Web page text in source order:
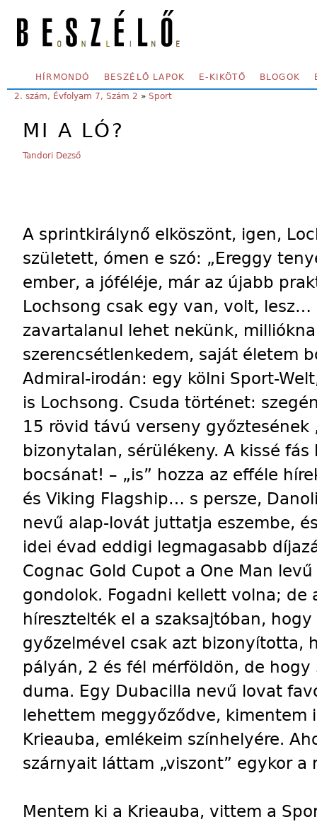
SECONDARY MENU
HÍRMONDÓ BESZÉLŐ LAPOK E-KIKÖTŐ BLOGOK
YOU ARE HERE:
2. szám, Évfolyam 7, Szám 2 » Sport
MI A LÓ?
Tandori Dezső
A sprintkirálynő elköszönt, igen,
született, ómen e szó: „Ereggy
ember, a jóféléje, már az újabb
Lochsong csak egy van, volt,
zavartalanul lehet nekünk,
szerencsétlenkedem, saját életem
Admiral-irodán: egy kölni Sport-
is Lochsong. Csuda történet:
15 rövid távú verseny győztesének
bizonytalan, sérülékeny. A kissé
bocsánat! – „is” hozza az efféle
és Viking Flagship… s persze,
nevű alap-lovát juttatja eszembe,
idei évad eddigi legmagasabb
Cognac Gold Cupot a One Man
gondolok. Fogadni kellett volna; de
híresztelték el a szaksajtóban,
győzelmével csak azt bizonyította,
pályán, 2 és fél mérföldön, de
duma. Egy Dubacilla nevű lovat
lehettem meggyőződve, kimentem
Krieauba, emlékeim színhelyére.
szárnyait láttam „viszont” egykor
Mentem ki a Krieauba, vittem a